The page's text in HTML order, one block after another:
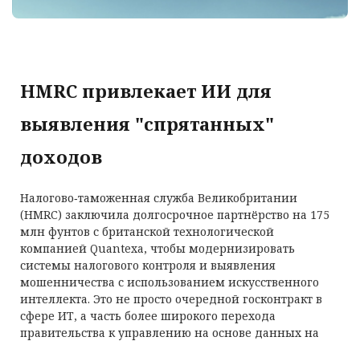
HMRC привлекает ИИ для
выявления "спрятанных"
доходов
Налогово‑таможенная служба Великобритании
(HMRC) заключила долгосрочное партнёрство на 175
млн фунтов с британской технологической
компанией Quantexa, чтобы модернизировать
системы налогового контроля и выявления
мошенничества с использованием искусственного
интеллекта. Это не просто очередной госконтракт в
сфере ИТ, а часть более широкого перехода
правительства к управлению на основе данных на